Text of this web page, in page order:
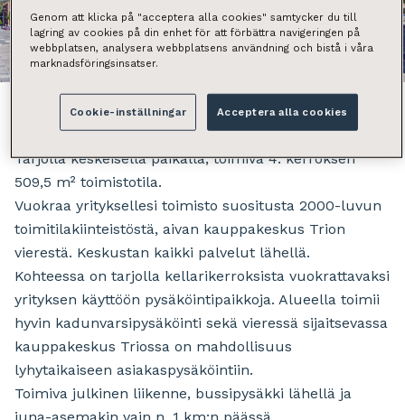
Näytä kaikki kuvat
Tarjolla keskeisellä paikalla, toimiva 4. kerroksen
509,5 m² toimistotila.
Vuokraa yrityksellesi toimisto suositusta 2000-luvun
toimitilakiinteistöstä, aivan kauppakeskus Trion
vierestä. Keskustan kaikki palvelut lähellä.
Kohteessa on tarjolla kellarikerroksista vuokrattavaksi
yrityksen käyttöön pysäköintipaikkoja. Alueella toimii
hyvin kadunvarsipysäköinti sekä vieressä sijaitsevassa
kauppakeskus Triossa on mahdollisuus
lyhytaikaiseen asiakaspysäköintiin.
Toimiva julkinen liikenne, bussipysäkki lähellä ja
juna-asemakin vain n. 1 km:n päässä.
Genom att klicka på "acceptera alla cookies" samtycker du till
lagring av cookies på din enhet för att förbättra navigeringen på
webbplatsen, analysera webbplatsens användning och bistå i våra
marknadsföringsinsatser.
Cookie-inställningar Acceptera alla cookies